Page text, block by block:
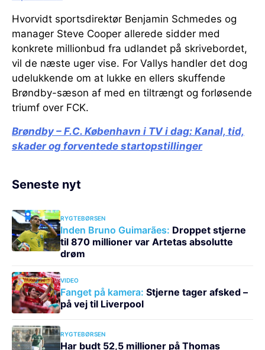
Hvorvidt sportsdirektør Benjamin Schmedes og
manager Steve Cooper allerede sidder med
konkrete millionbud fra udlandet på skrivebordet,
vil de næste uger vise. For Vallys handler det dog
udelukkende om at lukke en ellers skuffende
Brøndby-sæson af med en tiltrængt og forløsende
triumf over FCK.
Brøndby – F.C. København i TV i dag: Kanal, tid,
skader og forventede startopstillinger
Seneste nyt
RYGTEBØRSEN
Inden Bruno Guimarães: Droppet stjerne
til 870 millioner var Artetas absolutte
drøm
VIDEO
Fanget på kamera: Stjerne tager afsked –
på vej til Liverpool
RYGTEBØRSEN
Har budt 52,5 millioner på Thomas